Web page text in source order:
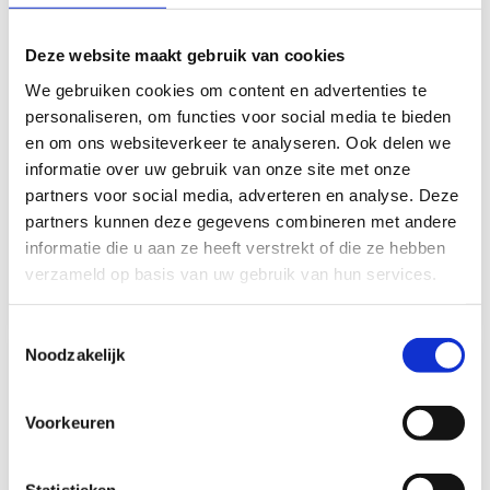
Deze website maakt gebruik van cookies
We gebruiken cookies om content en advertenties te
personaliseren, om functies voor social media te bieden
en om ons websiteverkeer te analyseren. Ook delen we
informatie over uw gebruik van onze site met onze
partners voor social media, adverteren en analyse. Deze
partners kunnen deze gegevens combineren met andere
informatie die u aan ze heeft verstrekt of die ze hebben
verzameld op basis van uw gebruik van hun services.
Noodzakelijk
Voorkeuren
Solbio Solbio Original
XXL 10L
Op voorraad*
€159,99
Solbio Solbio
Schoonwatertankreiniger
Niet op voorraad
€18,99